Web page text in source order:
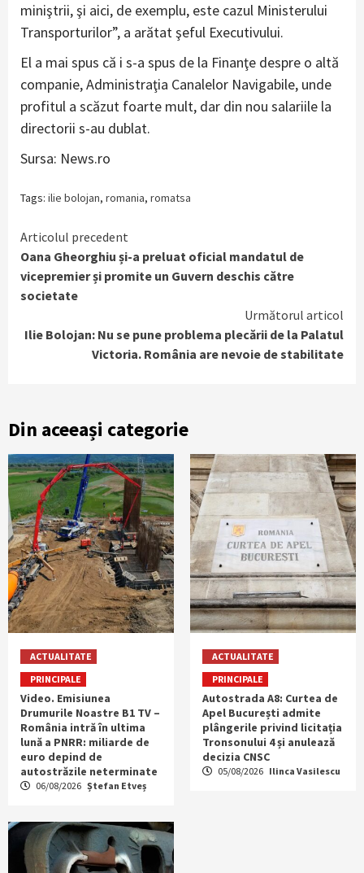
miniştrii, şi aici, de exemplu, este cazul Ministerului
Transporturilor”, a arătat şeful Executivului.
El a mai spus că i s-a spus de la Finanţe despre o altă
companie, Administraţia Canalelor Navigabile, unde
profitul a scăzut foarte mult, dar din nou salariile la
directorii s-au dublat.
Sursa: News.ro
Tags: ilie bolojan, romania, romatsa
Continue
Reading
Articolul precedent
Oana Gheorghiu și-a preluat oficial mandatul de
vicepremier și promite un Guvern deschis către
societate
Următorul articol
Ilie Bolojan: Nu se pune problema plecării de la Palatul
Victoria. România are nevoie de stabilitate
Din aceeași categorie
ACTUALITATE
PRINCIPALE
Video. Emisiunea
Drumurile Noastre B1 TV –
România intră în ultima
lună a PNRR: miliarde de
euro depind de
autostrăzile neterminate
06/08/2026 Ștefan Etveș
ACTUALITATE
PRINCIPALE
Autostrada A8: Curtea de
Apel București admite
plângerile privind licitația
Tronsonului 4 și anulează
decizia CNSC
05/08/2026 Ilinca Vasilescu